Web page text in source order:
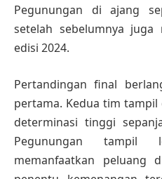
Pegunungan di ajang
setelah sebelumnya
edisi 2024.
Pertandingan final
pertama. Kedua tim
determinasi tinggi
Pegunungan tampil
memanfaatkan peluang